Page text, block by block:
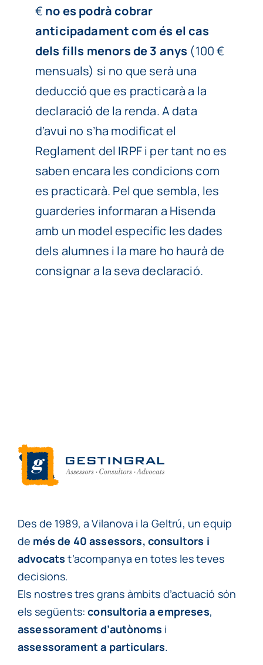
€ no es podrà cobrar
anticipadament com és el cas
dels fills menors de 3 anys (100 €
mensuals) si no que serà una
deducció que es practicarà a la
declaració de la renda. A data
d’avui no s’ha modificat el
Reglament del IRPF i per tant no es
saben encara les condicions com
es practicarà. Pel que sembla, les
guarderies informaran a Hisenda
amb un model específic les dades
dels alumnes i la mare ho haurà de
consignar a la seva declaració.
Des de 1989, a Vilanova i la Geltrú, un equip
de més de 40 assessors, consultors i
advocats t’acompanya en totes les teves
decisions.
Els nostres tres grans àmbits d’actuació són
els següents:consultoria a empreses,
assessorament d’autònoms i
assessorament a particulars.